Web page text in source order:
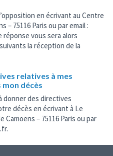
en écrivant au Centre
– 75116 Paris ou par email :
vous sera alors
la réception de la
relatives à mes
décès
donner des directives
décès en écrivant à Le
Camoëns – 75116 Paris ou par